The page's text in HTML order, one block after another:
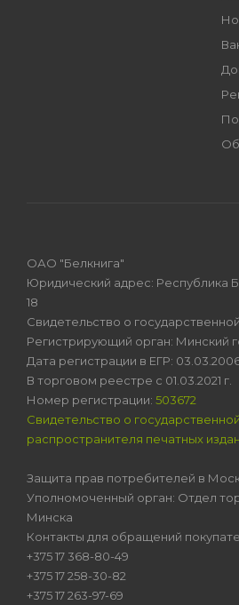
ОАО "Белкнига"
Юридический адрес: Республика
18
Свидетельство о
Регистрирующий орган: Минский
Дата регистрации в ЕГР:
В торговом реестре с 01.03.2021 г.
Номер регистрации: 503672
Свидетельство о
распространителя печатных
Защита прав потребителей в
Уполномоченный орган: Отдел
Минска
Контакты для обращений
+375 17 368-80-49
+375 17 258-30-82
+375 17 263-97-69